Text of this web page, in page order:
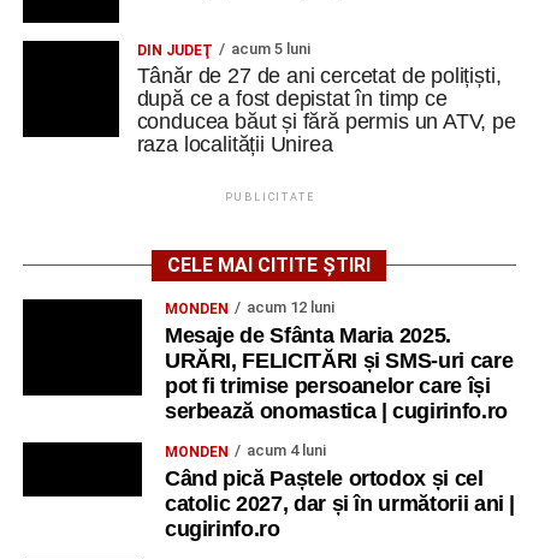
DIN JUDEŢ acum 5 luni
Tânăr de 27 de ani cercetat de polițiști,
după ce a fost depistat în timp ce
conducea băut și fără permis un ATV, pe
raza localității Unirea
PUBLICITATE
CELE MAI CITITE ȘTIRI
MONDEN acum 12 luni
Mesaje de Sfânta Maria 2025.
URĂRI, FELICITĂRI și SMS-uri care
pot fi trimise persoanelor care își
serbează onomastica | cugirinfo.ro
MONDEN acum 4 luni
Când pică Paștele ortodox și cel
catolic 2027, dar și în următorii ani |
cugirinfo.ro